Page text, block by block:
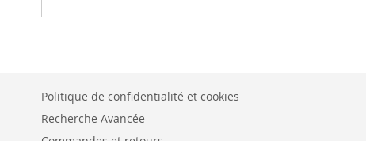
Politique de confidentialité et cookies
Recherche Avancée